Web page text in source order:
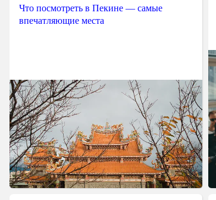
Что посмотреть в Пекине — самые
впечатляющие места